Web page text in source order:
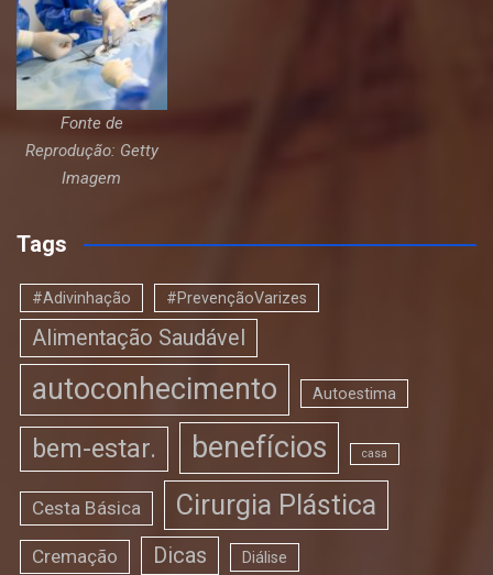
Fonte de
Reprodução: Getty
Imagem
Tags
#Adivinhação #PrevençãoVarizes
Alimentação Saudável
autoconhecimento Autoestima
bem-estar. benefícios casa
Cesta Básica Cirurgia Plástica
Cremação Dicas Diálise